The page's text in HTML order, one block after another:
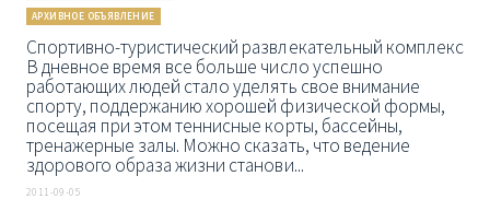
АРХИВНОЕ ОБЪЯВЛЕНИЕ
Спортивно-туристический развлекательный комплекс
В дневное время все больше число успешно
работающих людей стало уделять свое внимание
спорту, поддержанию хорошей физической формы,
посещая при этом теннисные корты, бассейны,
тренажерные залы. Можно сказать, что ведение
здорового образа жизни станови...
2011-09-05